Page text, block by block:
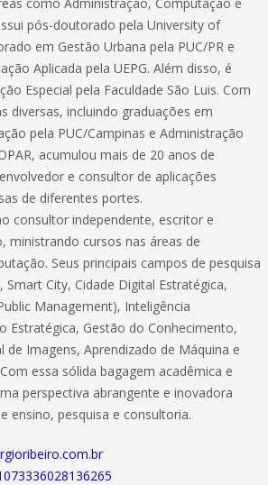
pós-doutorado pela University of
em Gestão Urbana pela PUC/PR e
Aplicada pela UEPG. Além disso, é
Especial pela Faculdade São Luis. Com
diversas, incluindo graduações em
pela PUC/Campinas e Administração
acumulou mais de 20 anos de
e consultor de aplicações
de diferentes portes.
consultor independente, escritor e
ministrando cursos nas áreas de
Seus principais campos de pesquisa
Smart City, Cidade Digital Estratégica,
Management), Inteligência
Estratégica, Gestão do Conhecimento,
de Imagens, Aprendizado de Máquina e
essa sólida bagagem acadêmica e
perspectiva abrangente e inovadora
ensino, pesquisa e consultoria.